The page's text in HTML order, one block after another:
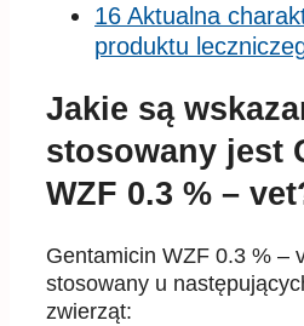
16 Aktualna
produktu
Jakie są
stosowany jest
WZF 0.3 % –
Gentamicin WZF 0.3 % –
stosowany u
zwierząt: